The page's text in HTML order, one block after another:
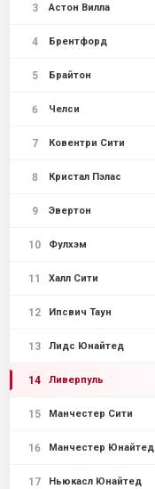
3 Астон Вилла
4 Брентфорд
5 Брайтон
6 Челси
7 Ковентри Сити
8 Кристал Пэлас
9 Эвертон
10 Фулхэм
11 Халл Сити
12 Ипсвич Таун
13 Лидс Юнайтед
14 Ливерпуль
15 Манчестер Сити
16 Манчестер Юнайтед
17 Ньюкасл Юнайтед